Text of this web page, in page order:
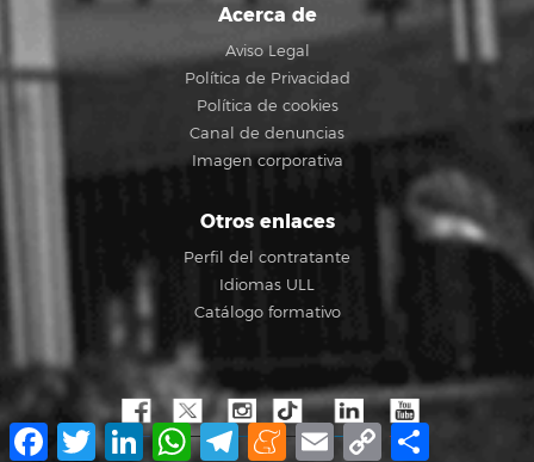
Acerca de
Aviso Legal
Política de Privacidad
Política de cookies
Canal de denuncias
Imagen corporativa
Otros enlaces
Perfil del contratante
Idiomas ULL
Catálogo formativo
Facebook
TwitterLinkedInWhatsApp
TelegramMeneame
Email Copy
Link